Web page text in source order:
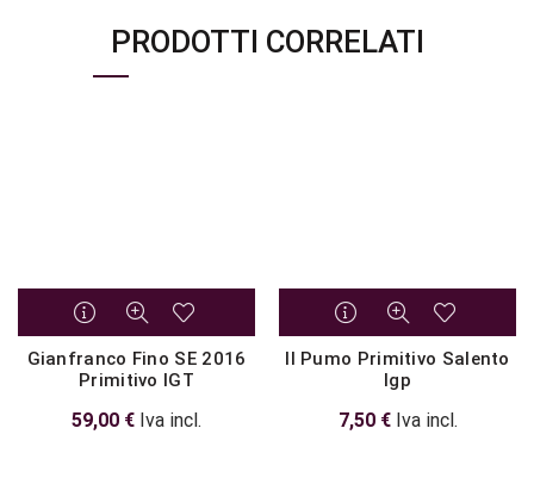
PRODOTTI CORRELATI
Gianfranco Fino SE 2016
Primitivo IGT
59,00 € Iva incl.
Il Pumo Primitivo Salento
Igp
7,50 € Iva incl.